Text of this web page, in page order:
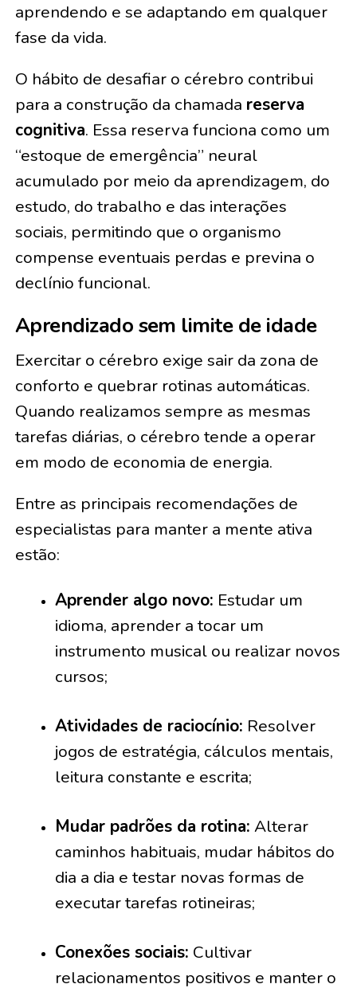
aprendendo e se adaptando em qualquer
fase da vida.
O hábito de desafiar o cérebro contribui
para a construção da chamada reserva
cognitiva. Essa reserva funciona como um
“estoque de emergência” neural
acumulado por meio da aprendizagem, do
estudo, do trabalho e das interações
sociais, permitindo que o organismo
compense eventuais perdas e previna o
declínio funcional.
Aprendizado sem limite de idade
Exercitar o cérebro exige sair da zona de
conforto e quebrar rotinas automáticas.
Quando realizamos sempre as mesmas
tarefas diárias, o cérebro tende a operar
em modo de economia de energia.
Entre as principais recomendações de
especialistas para manter a mente ativa
estão:
Aprender algo novo: Estudar um
idioma, aprender a tocar um
instrumento musical ou realizar novos
cursos;
Atividades de raciocínio: Resolver
jogos de estratégia, cálculos mentais,
leitura constante e escrita;
Mudar padrões da rotina: Alterar
caminhos habituais, mudar hábitos do
dia a dia e testar novas formas de
executar tarefas rotineiras;
Conexões sociais: Cultivar
relacionamentos positivos e manter o